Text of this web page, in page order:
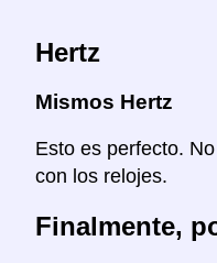
Hertz
Mismos Hertz
Esto es perfecto.
con los relojes.
Finalmente,